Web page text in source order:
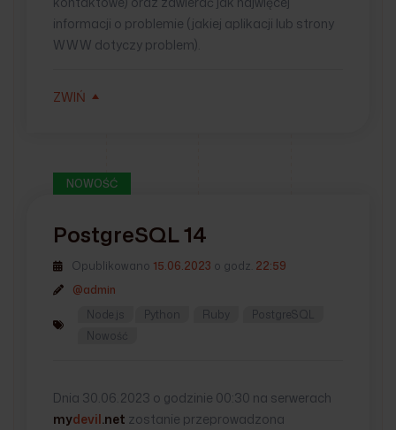
informacji o problemie (jakiej aplikacji lub strony
WWW dotyczy problem).
ZWIŃ
NOWOŚĆ
PostgreSQL 14
Opublikowano 15.06.2023 o godz. 22:59
@admin
Node.js
Python Ruby
PostgreSQL
Nowość
Dnia 30.06.2023 o godzinie 00:30 na serwerach
mydevil .net zostanie przeprowadzona